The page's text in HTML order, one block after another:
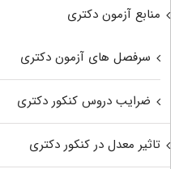
منابع آزمون دکتری
سرفصل های آزمون دکتری
ضرایب دروس کنکور دکتری
تاثیر معدل در کنکور دکتری